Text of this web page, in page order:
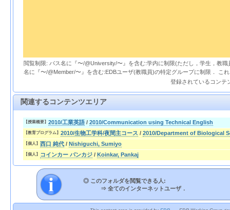
閲覧制限: パス名に『〜/@University/〜』を含む:学内に制限(ただし，学生，教
名に『〜/@Member/〜』を含む:EDBユーザ(教職員)の特定グループに制限． こ
登録されているコンテ
関連するコンテンツエリア
【授業概要】 2010/工業英語 / 2010/Communication using Technical English
【教育プログラム】 2010/生物工学科/夜間主コース / 2010/Department of Biological
【個人】 西口 純代 / Nishiguchi, Sumiyo
【個人】 コインカー パンカジ / Koinkar, Pankaj
◎ このフォルダを閲覧できる人:
⇒ 全てのインターネットユーザ．